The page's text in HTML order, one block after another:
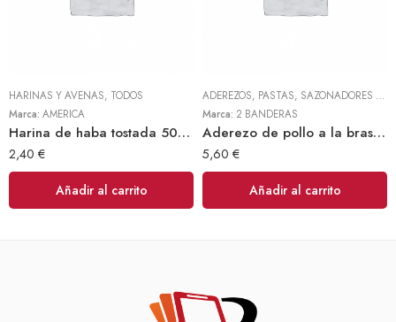
HARINAS Y AVENAS, TODOS
Marca: AMERICA
Harina de haba tostada 500gr (America)
2,40 €
Añadir al carrito
ADEREZOS, PASTAS, SAZONADORES Y CONDIMENTOS
Marca: 2 BANDERAS
Aderezo de pollo a la brasa 300gr (2 Banderas)
5,60 €
Añadir al carrito